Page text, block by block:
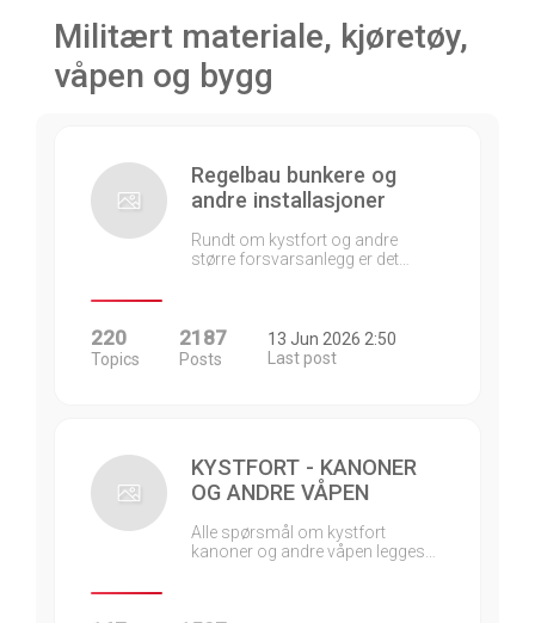
Militært materiale, kjøretøy,
våpen og bygg
Regelbau bunkere og
andre installasjoner
Rundt om kystfort og andre
større forsvarsanlegg er det…
220
Topics
2187
Posts
13 Jun 2026 2:50
Last post
KYSTFORT - KANONER
OG ANDRE VÅPEN
Alle spørsmål om kystfort
kanoner og andre våpen legges…